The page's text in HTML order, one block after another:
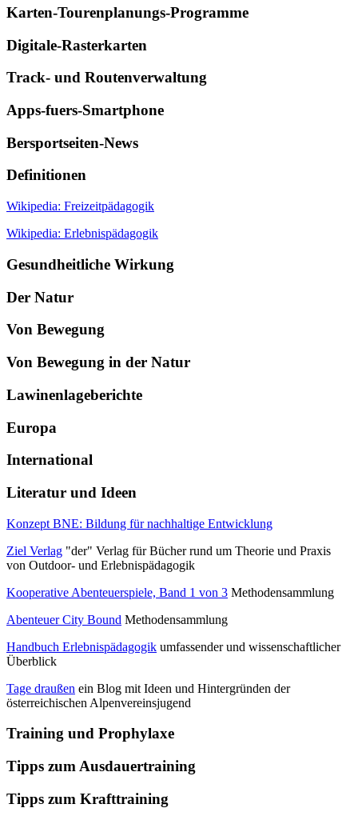
Karten-Tourenplanungs-Programme
Digitale-Rasterkarten
Track- und Routenverwaltung
Apps-fuers-Smartphone
Bersportseiten-News
Definitionen
Wikipedia: Freizeitpädagogik
Wikipedia: Erlebnispädagogik
Gesundheitliche Wirkung
Der Natur
Von Bewegung
Von Bewegung in der Natur
Lawinenlageberichte
Europa
International
Literatur und Ideen
Konzept BNE: Bildung für nachhaltige Entwicklung
Ziel Verlag "der" Verlag für Bücher rund um Theorie und Praxis
von Outdoor- und Erlebnispädagogik
Kooperative Abenteuerspiele, Band 1 von 3 Methodensammlung
Abenteuer City Bound Methodensammlung
Handbuch Erlebnispädagogik umfassender und wissenschaftlicher
Überblick
Tage draußen ein Blog mit Ideen und Hintergründen der
österreichischen Alpenvereinsjugend
Training und Prophylaxe
Tipps zum Ausdauertraining
Tipps zum Krafttraining